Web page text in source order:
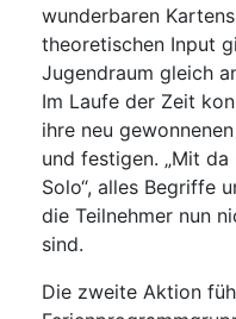
wunderbaren
theoretischen Input
Jugendraum gleich
Im Laufe der Zeit
ihre neu
und festigen. „Mit da
Solo“, alles Begriffe
die Teilnehmer nun
sind.
Die zweite Aktion